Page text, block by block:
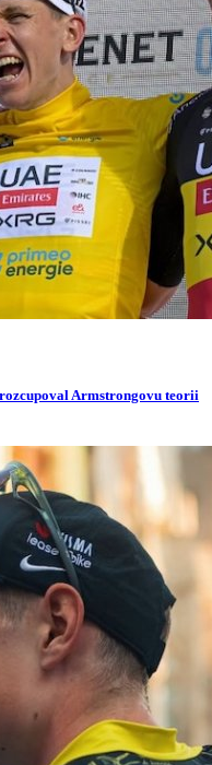
Armstrongovu teorii